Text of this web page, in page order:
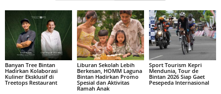
Banyan Tree Bintan
Hadirkan Kolaborasi
Kuliner Eksklusif di
Treetops Restaurant
Liburan Sekolah Lebih
Berkesan, HOMM Laguna
Bintan Hadirkan Promo
Spesial dan Aktivitas
Ramah Anak
Sport Tourism Kepri
Mendunia, Tour de
Bintan 2026 Siap Gaet
Pesepeda Internasional